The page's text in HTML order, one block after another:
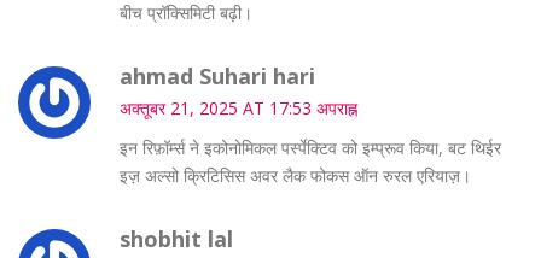
बीच प्रॉक्सिमिटी बढ़ी।
ahmad Suhari hari
अक्तूबर 21, 2025 AT 17:53 अपराह्न
इन रिफ़ॉर्म्स ने इकोनोमिकल पर्स्पेक्टिव को इम्प्रूव किया, बट थिईर
इज़ अल्सो क्रिटिसिस अवर लैक फोकस ऑन रुरल एरियाज़।
shobhit lal